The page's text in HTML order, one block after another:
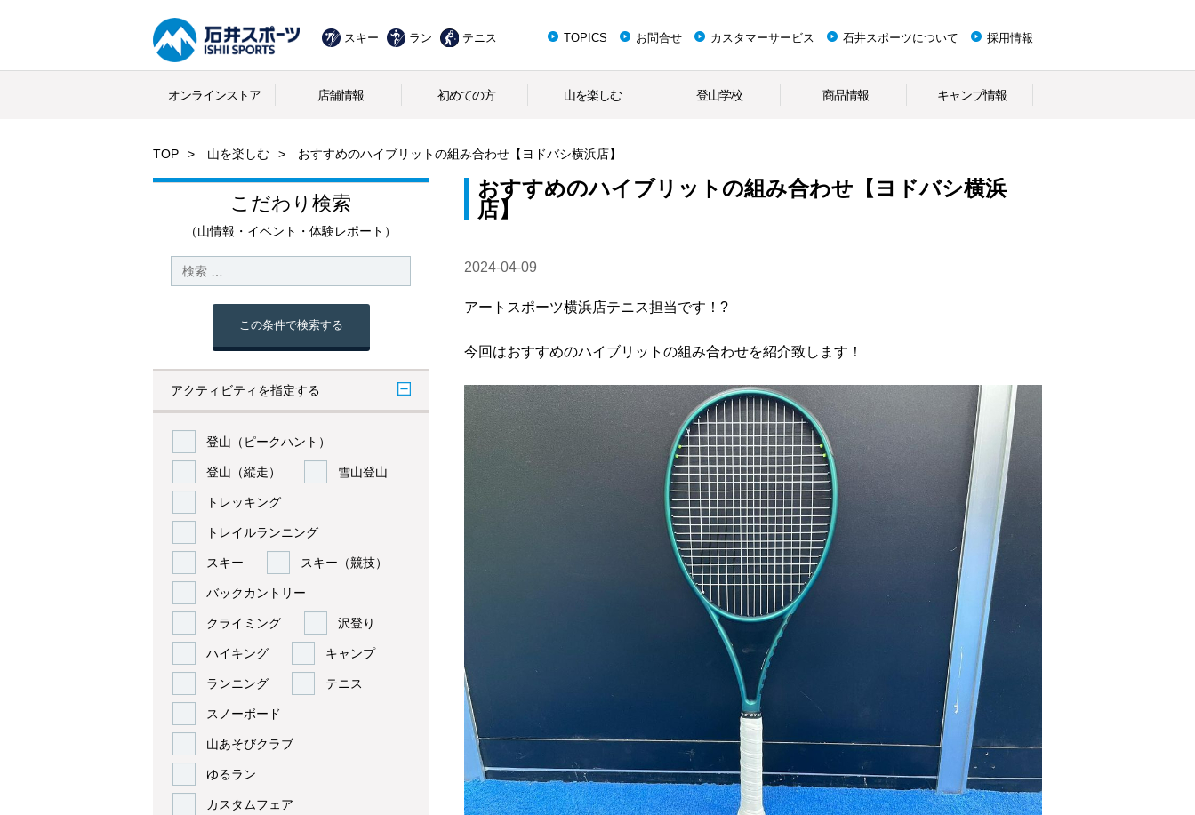
スキー ラン テニス TOPICS お問合せ カスタマーサービス 石井スポーツについて 採用情報
オンラインストア 店舗情報 初めての方 山を楽しむ 登山学校 商品情報 キャンプ情報
TOP 山を楽しむ おすすめのハイブリットの組み合わせ【ヨドバシ横浜店】
こだわり検索
（山情報・イベント・体験レポート）
この条件で検索する
アクティビティを指定する
登山（ピークハント）
登山（縦走） 雪山登山
トレッキング
トレイルランニング
スキー スキー（競技）
バックカントリー
クライミング 沢登り
ハイキング キャンプ
ランニング テニス
スノーボード
山あそびクラブ
ゆるラン
カスタムフェア
おすすめのハイブリットの組み合わせ【ヨドバシ横浜
店】
2024-04-09
アートスポーツ横浜店テニス担当です！?
今回はおすすめのハイブリットの組み合わせを紹介致します！